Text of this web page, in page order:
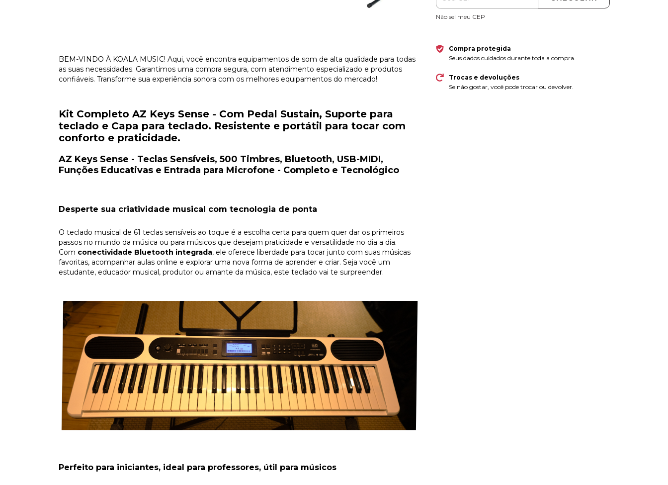
BEM-VINDO À KOALA MUSIC! Aqui, você encontra equipamentos de som de alta qualidade para todas
as suas necessidades. Garantimos uma compra segura, com atendimento especializado e produtos
confiáveis. Transforme sua experiência sonora com os melhores equipamentos do mercado!
Kit Completo AZ Keys Sense - Com Pedal Sustain, Suporte para
teclado e Capa para teclado. Resistente e portátil para tocar com
conforto e praticidade.
AZ Keys Sense - Teclas Sensíveis, 500 Timbres, Bluetooth, USB-MIDI,
Funções Educativas e Entrada para Microfone - Completo e Tecnológico
Desperte sua criatividade musical com tecnologia de ponta
O teclado musical de 61 teclas sensíveis ao toque é a escolha certa para quem quer dar os primeiros
passos no mundo da música ou para músicos que desejam praticidade e versatilidade no dia a dia.
Com conectividade Bluetooth integrada, ele oferece liberdade para tocar junto com suas músicas
favoritas, acompanhar aulas online e explorar uma nova forma de aprender e criar. Seja você um
estudante, educador musical, produtor ou amante da música, este teclado vai te surpreender.
Perfeito para iniciantes, ideal para professores, útil para músicos
Não sei meu CEP
Compra protegida
Seus dados cuidados durante toda a compra.
Trocas e devoluções
Se não gostar, você pode trocar ou devolver.